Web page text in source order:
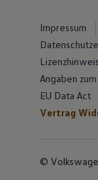
Impressum
Angaben
EU Data Act
Vertrag
©